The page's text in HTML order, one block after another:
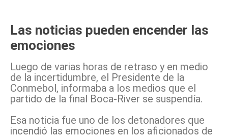
Las noticias pueden encender las
emociones
Luego de varias horas de retraso y en medio
de la incertidumbre, el Presidente de la
Conmebol, informaba a los medios que el
partido de la final Boca-River se suspendía.
Esa noticia fue uno de los detonadores que
incendió las emociones en los aficionados de